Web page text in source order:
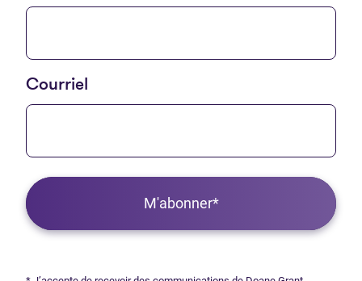
Courriel
M'abonner*